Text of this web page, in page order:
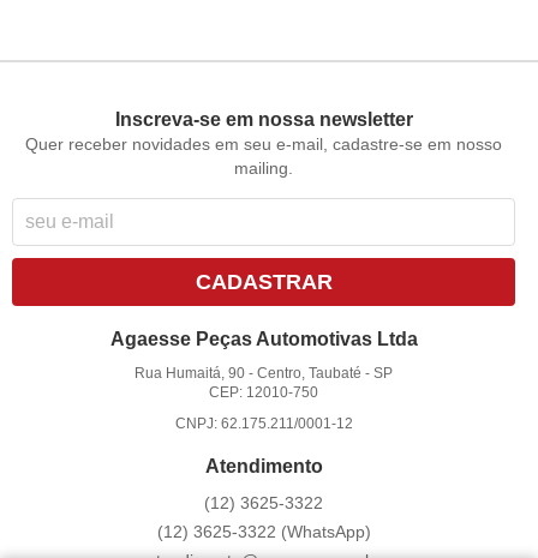
Inscreva-se em nossa newsletter
Quer receber novidades em seu e-mail, cadastre-se em nosso
mailing.
CADASTRAR
Agaesse Peças Automotivas Ltda
Rua Humaitá, 90 -Centro, Taubaté -SP
CEP: 12010-750
CNPJ: 62.175.211/0001-12
Atendimento
(12) 3625-3322
(12) 3625-3322 (WhatsApp)